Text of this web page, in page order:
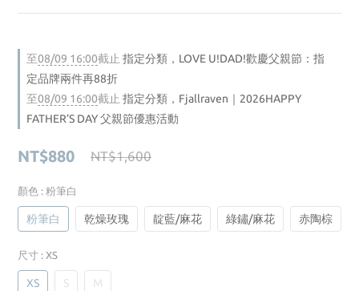
至08/09 16:00截止 指定分類，LOVE U!DAD!歡慶父親節：指
定品牌兩件再88折
至08/09 16:00截止 指定分類，Fjallraven｜2026HAPPY
FATHER’S DAY 父親節優惠活動
NT$880 NT$1,600
顏色 : 粉筆白
粉筆白 乾燥玫瑰 靛藍/麻花 綠鏽/麻花 赤陶棕
尺寸 : XS
XS S M